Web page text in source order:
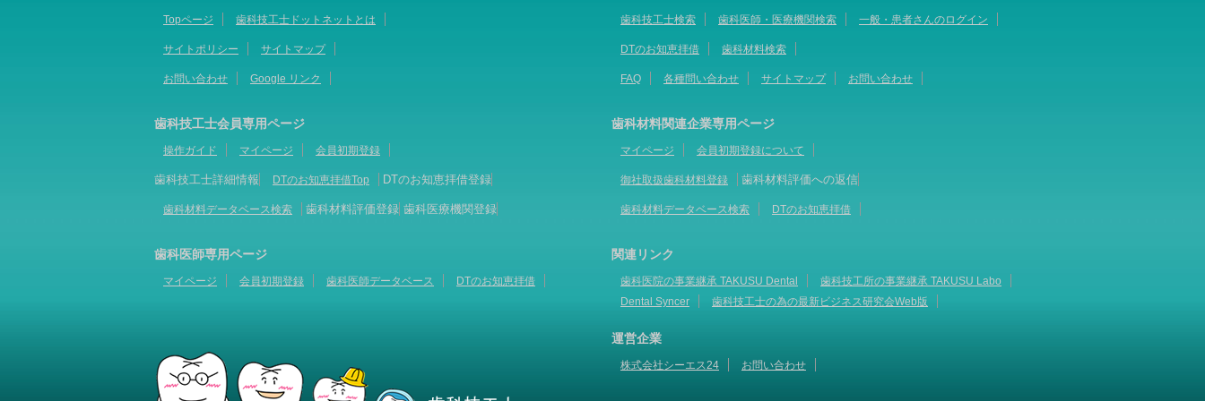
Topページ 歯科技工士ドットネットとは
サイトポリシー サイトマップ
お問い合わせ Google リンク
歯科技工士検索 歯科医師・医療機関検索 一般・患者さんのログイン
DTのお知恵拝借 歯科材料検索
FAQ 各種問い合わせ サイトマップ お問い合わせ
歯科技工士会員専用ページ
操作ガイド マイページ 会員初期登録
歯科技工士詳細情報 DTのお知恵拝借Top DTのお知恵拝借登録
歯科材料データベース検索 歯科材料評価登録 歯科医療機関登録
歯科材料関連企業専用ページ
マイページ 会員初期登録について
御社取扱歯科材料登録 歯科材料評価への返信
歯科材料データベース検索 DTのお知恵拝借
歯科医師専用ページ
マイページ 会員初期登録 歯科医師データベース DTのお知恵拝借
関連リンク
歯科医院の事業継承 TAKUSU Dental
歯科技工所の事業継承 TAKUSU Labo
Dental Syncer
歯科技工士の為の最新ビジネス研究会Web版
運営企業
株式会社シーエス24 お問い合わせ